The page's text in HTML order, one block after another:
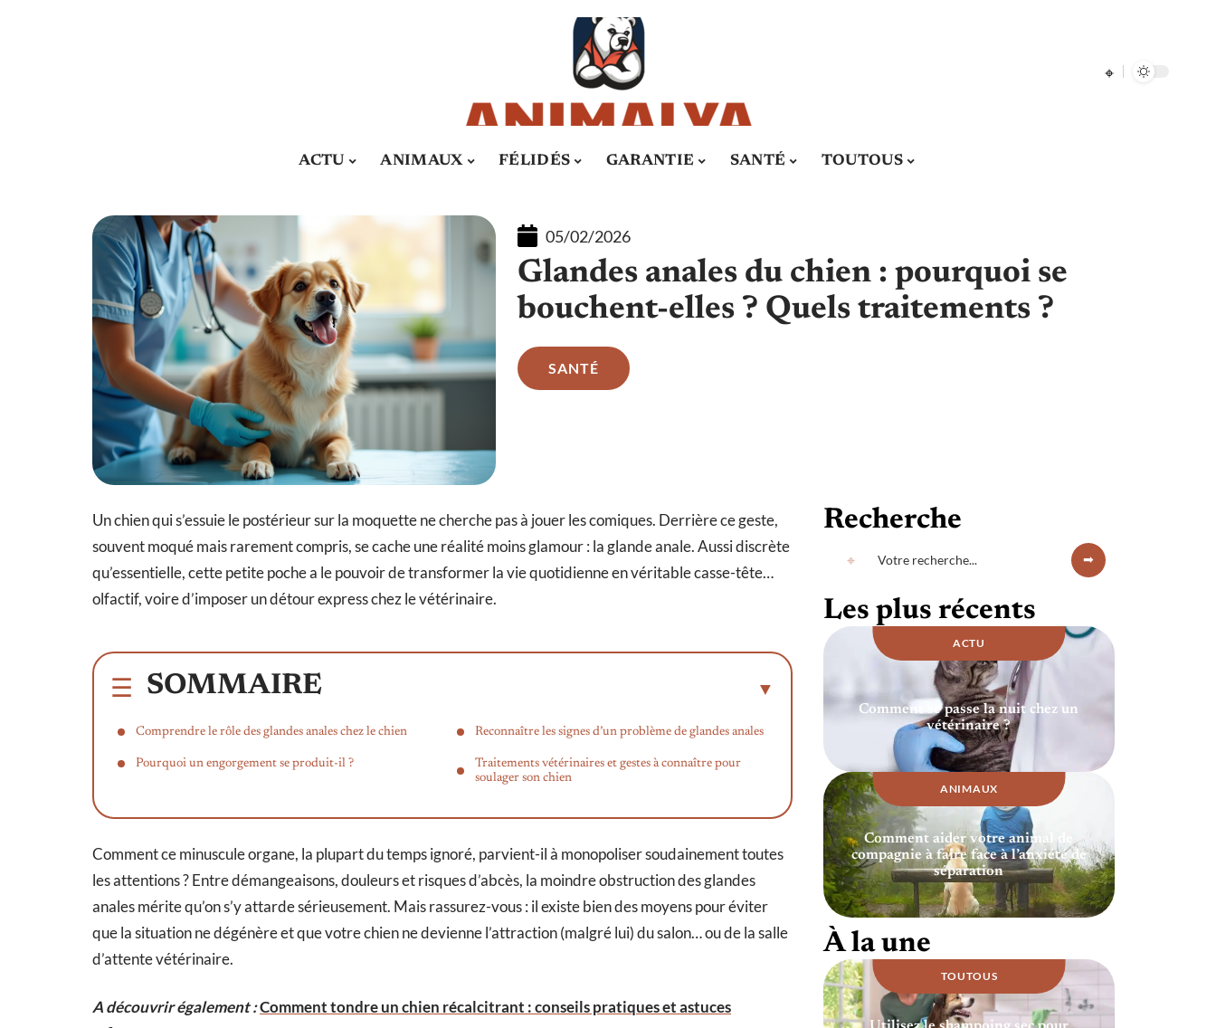
ACTU ANIMAUX FÉLIDÉS GARANTIE SANTÉ TOUTOUS
05/02/2026
Glandes anales du chien : pourquoi se
bouchent-elles ? Quels traitements ?
SANTÉ
Un chien qui s’essuie le postérieur sur la moquette ne cherche pas à jouer les comiques. Derrière ce geste,
souvent moqué mais rarement compris, se cache une réalité moins glamour : la glande anale. Aussi discrète
qu’essentielle, cette petite poche a le pouvoir de transformer la vie quotidienne en véritable casse-tête…
olfactif, voire d’imposer un détour express chez le vétérinaire.
SOMMAIRE
Comprendre le rôle des glandes anales chez le chien
Pourquoi un engorgement se produit-il ?
Reconnaître les signes d’un problème de glandes anales
Traitements vétérinaires et gestes à connaître pour
soulager son chien
Comment ce minuscule organe, la plupart du temps ignoré, parvient-il à monopoliser soudainement toutes
les attentions ? Entre démangeaisons, douleurs et risques d’abcès, la moindre obstruction des glandes
anales mérite qu’on s’y attarde sérieusement. Mais rassurez-vous : il existe bien des moyens pour éviter
que la situation ne dégénère et que votre chien ne devienne l’attraction (malgré lui) du salon… ou de la salle
d’attente vétérinaire.
A découvrir également :Comment tondre un chien récalcitrant : conseils pratiques et astuces
Recherche
Les plus récents
ACTU
Comment se passe la nuit chez un
vétérinaire ?
ANIMAUX
Comment aider votre animal de
compagnie à faire face à l’anxiété de
séparation
À la une
TOUTOUS